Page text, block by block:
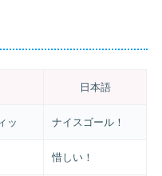
日本語
ッ ナイスゴール！
惜しい！